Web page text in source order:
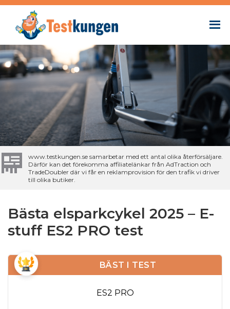
www.testkungen.se samarbetar med ett antal olika återförsäljare.
Därför kan det förekomma affiliatelänkar från AdTraction och
TradeDoubler där vi får en reklamprovision för den trafik vi driver
till olika butiker.
Bästa elsparkcykel 2025 – E-
stuff ES2 PRO test
BÄST I TEST
ES2 PRO